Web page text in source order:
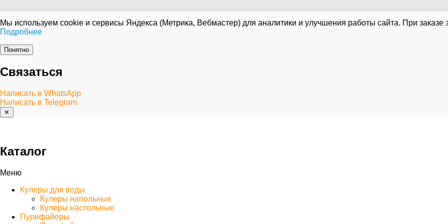
Мы используем cookie и сервисы Яндекса (Метрика, Вебмастер) для аналитики и улучшения работы сайта. При
Подробнее
Понятно
Связаться
Написать в WhatsApp
Написать в Telegram
✕
Каталог
Меню
Кулеры для воды
Кулеры напольные
Кулеры настольные
Пурифайеры